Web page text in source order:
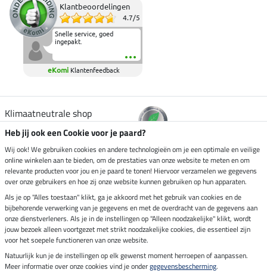
Klantbeoordelingen
4.7/5
Snelle service, goed
ingepakt.
eKomi Klantenfeedback
Klimaatneutrale shop
Verzending per
Veilig betalen met
Impressum
Heb jij ook een Cookie voor je paard?
Wij ook! We gebruiken cookies en andere technologieën om je een optimale en veilige
online winkelen aan te bieden, om de prestaties van onze website te meten en om
relevante producten voor jou en je paard te tonen! Hiervoor verzamelen we gegevens
over onze gebruikers en hoe zij onze website kunnen gebruiken op hun apparaten.
Als je op "Alles toestaan" klikt, ga je akkoord met het gebruik van cookies en de
bijbehorende verwerking van je gegevens en met de overdracht van de gegevens aan
onze dienstverleners. Als je in de instellingen op "Alleen noodzakelijke" klikt, wordt
jouw bezoek alleen voortgezet met strikt noodzakelijke cookies, die essentieel zijn
voor het soepele functioneren van onze website.
Natuurlijk kun je de instellingen op elk gewenst moment herroepen of aanpassen.
Meer informatie over onze cookies vind je ondergegevensbescherming.